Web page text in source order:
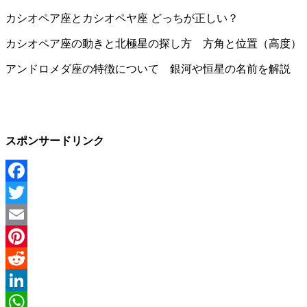
カシオペア座とカシオペヤ座 どっちが正しい？
カシオペア座の動きと北極星の探し方 方角と位置（高度）
アンドロメダ座の特徴について 銀河や恒星の名前を解説
スポンサードリンク
Facebook
Twitter
Email
Pinterest
Reddit
LinkedIn